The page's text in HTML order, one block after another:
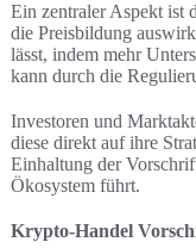
Ein zentraler Aspekt ist
die Preisbildung
lässt, indem mehr
kann durch die
Investoren und
diese direkt auf ihre
Einhaltung der
Ökosystem führt.
Krypto-Handel